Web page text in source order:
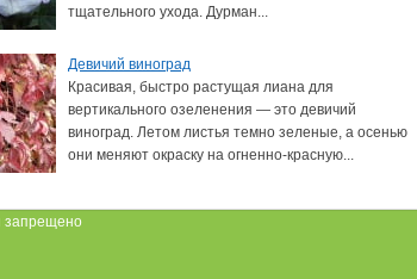
тщательного ухода. Дурман...
Девичий виноград
Красивая, быстро растущая лиана для
вертикального озеленения — это девичий
виноград. Летом листья темно зеленые, а осенью
они меняют окраску на огненно-красную...
запрещено